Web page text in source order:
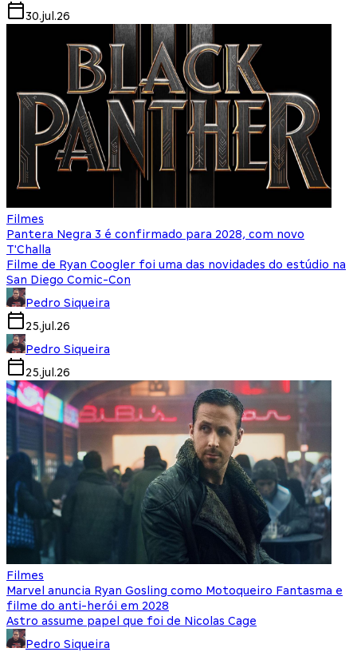
30.jul.26
Filmes
Pantera Negra 3 é confirmado para 2028, com novo
T'Challa
Filme de Ryan Coogler foi uma das novidades do estúdio na
San Diego Comic-Con
Pedro Siqueira
25.jul.26
Pedro Siqueira
25.jul.26
Filmes
Marvel anuncia Ryan Gosling como Motoqueiro Fantasma e
filme do anti-herói em 2028
Astro assume papel que foi de Nicolas Cage
Pedro Siqueira